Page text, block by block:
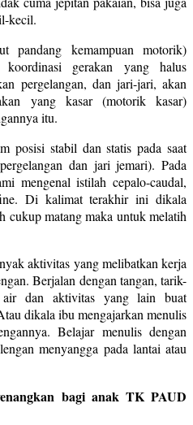
kecil.
pandang kemampuan motorik)
koordinasi gerakan yang halus
pergelangan, dan jari-jari, akan
yang kasar (motorik kasar)
itu.
posisi stabil dan statis pada saat
dan jari jemari). Pada
mengenal istilah cepalo-caudal,
Di kalimat terakhir ini dikala
cukup matang maka untuk melatih
aktivitas yang melibatkan kerja
Berjalan dengan tangan, tarik-
air dan aktivitas yang lain buat
dikala ibu mengajarkan menulis
Belajar menulis dengan
menyangga pada lantai atau
bagi anak TK PAUD